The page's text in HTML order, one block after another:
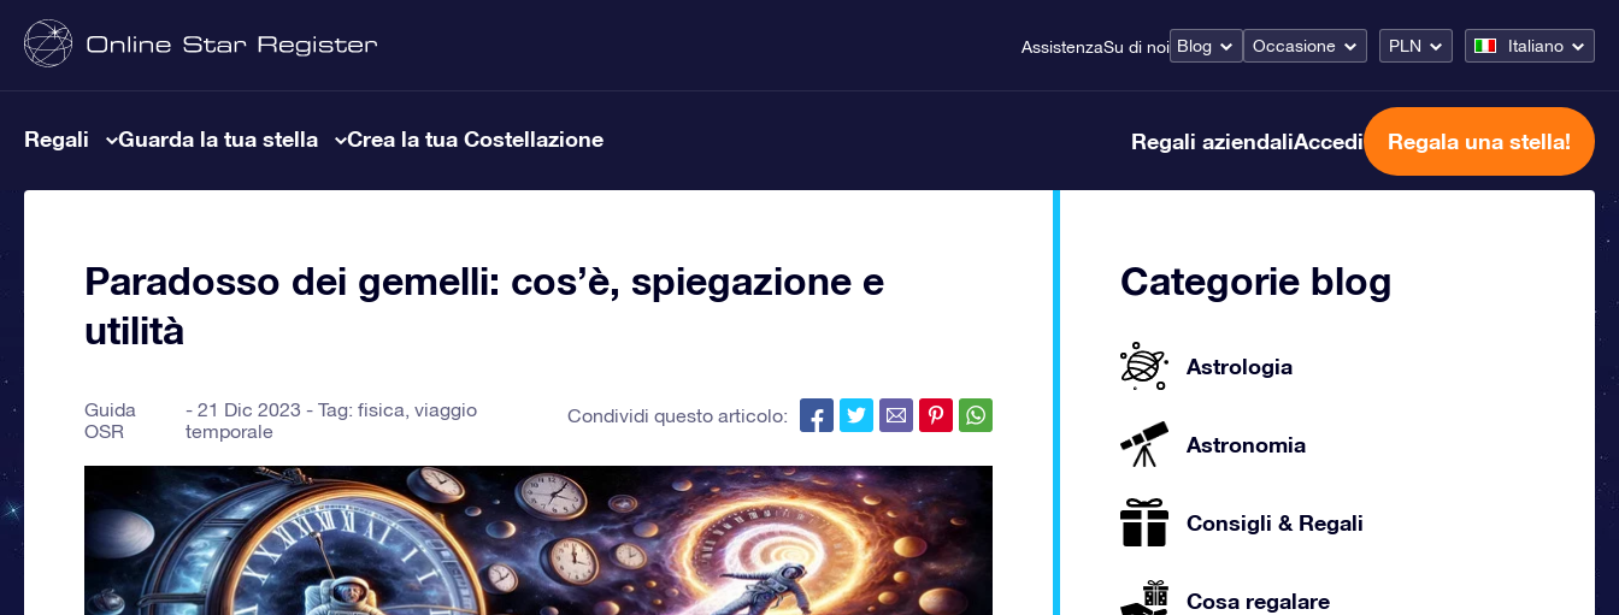
AssistenzaSu di noi Blog Occasione PLN Italiano
Regali Guarda la tua stella Crea la tua Costellazione Regali aziendaliAccedi Regala una stella!
Paradosso dei gemelli: cos’è, spiegazione e
utilità
Guida
OSR
21 Dic 2023 - Tag:fisica,viaggio
temporale
Condividi questo articolo:
Categorie blog
Astrologia
Astronomia
Consigli & Regali
Cosa regalare